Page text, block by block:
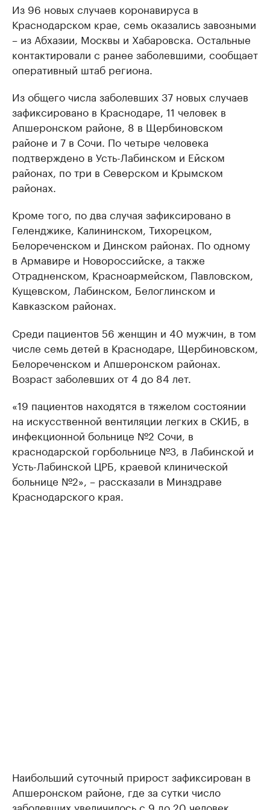
Из 96 новых случаев коронавируса в
Краснодарском крае, семь оказались завозными
– из Абхазии, Москвы и Хабаровска. Остальные
контактировали с ранее заболевшими, сообщает
оперативный штаб региона.
Из общего числа заболевших 37 новых случаев
зафиксировано в Краснодаре, 11 человек в
Апшеронском районе, 8 в Щербиновском
районе и 7 в Сочи. По четыре человека
подтверждено в Усть-Лабинском и Ейском
районах, по три в Северском и Крымском
районах.
Кроме того, по два случая зафиксировано в
Геленджике, Калининском, Тихорецком,
Белореченском и Динском районах. По одному
в Армавире и Новороссийске, а также
Отрадненском, Красноармейском, Павловском,
Кущевском, Лабинском, Белоглинском и
Кавказском районах.
Среди пациентов 56 женщин и 40 мужчин, в том
числе семь детей в Краснодаре, Щербиновском,
Белореченском и Апшеронском районах.
Возраст заболевших от 4 до 84 лет.
«19 пациентов находятся в тяжелом состоянии
на искусственной вентиляции легких в СКИБ, в
инфекционной больнице №2 Сочи, в
краснодарской горбольнице №3, в Лабинской и
Усть-Лабинской ЦРБ, краевой клинической
больнице №2», – рассказали в Минздраве
Краснодарского края.
Наибольший суточный прирост зафиксирован в
Апшеронском районе, где за сутки число
заболевших увеличилось с 9 до 20 человек.